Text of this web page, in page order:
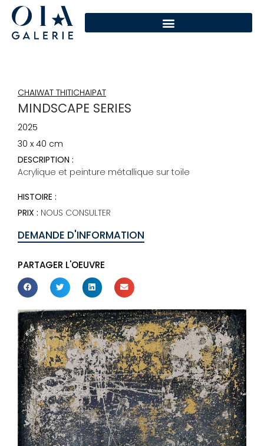
CHAIWAT THITICHAIPAT
MINDSCAPE SERIES
2025
30 x 40 cm
DESCRIPTION :
Acrylique et peinture métallique sur toile
HISTOIRE :
PRIX : NOUS CONSULTER
DEMANDE D'INFORMATION
PARTAGER L'OEUVRE